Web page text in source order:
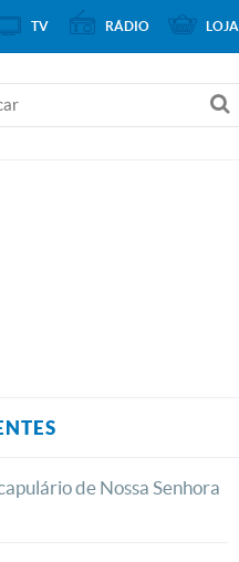
de Nossa Senhora
TV RÁDIO LOJA